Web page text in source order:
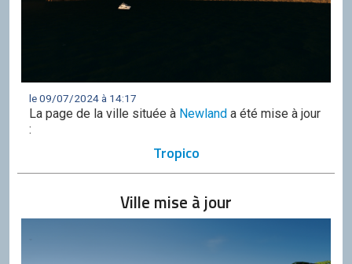
le 09/07/2024 à 14:17
La page de la ville située à Newland a été mise à jour
:
Tropico
Ville mise à jour